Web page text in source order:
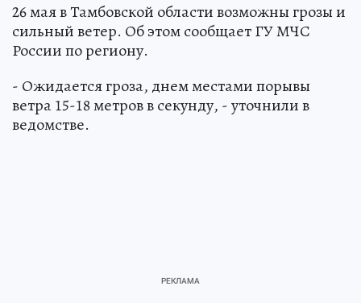
26 мая в Тамбовской области возможны грозы и
сильный ветер. Об этом сообщает ГУ МЧС
России по региону.
- Ожидается гроза, днем местами порывы
ветра 15-18 метров в секунду, - уточнили в
ведомстве.